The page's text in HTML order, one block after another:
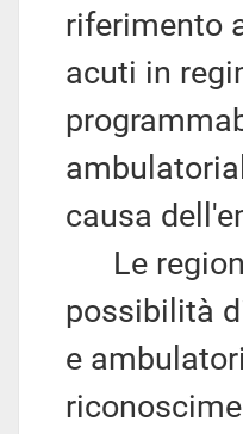
riferimento
acuti in
causa
Le
possibilità
e